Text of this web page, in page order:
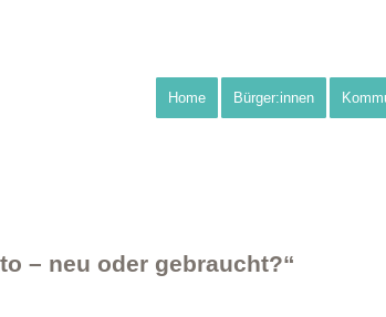
Home Bürger:innen
– neu oder gebraucht?“